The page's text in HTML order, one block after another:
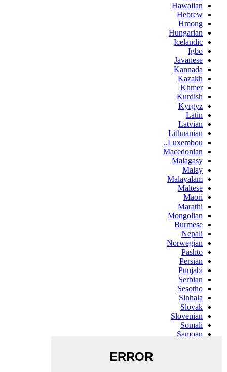
Hawaiian
Hebrew
Hmong
Hungarian
Icelandic
Igbo
Javanese
Kannada
Kazakh
Khmer
Kurdish
Kyrgyz
Latin
Latvian
Lithuanian
Luxembou..
Macedonian
Malagasy
Malay
Malayalam
Maltese
Maori
Marathi
Mongolian
Burmese
Nepali
Norwegian
Pashto
Persian
Punjabi
Serbian
Sesotho
Sinhala
Slovak
Slovenian
Somali
Samoan